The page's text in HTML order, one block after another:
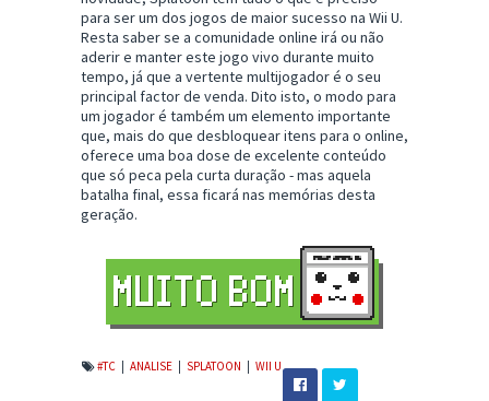
para ser um dos jogos de maior sucesso na Wii U.
Resta saber se a comunidade online irá ou não
aderir e manter este jogo vivo durante muito
tempo, já que a vertente multijogador é o seu
principal factor de venda. Dito isto, o modo para
um jogador é também um elemento importante
que, mais do que desbloquear itens para o online,
oferece uma boa dose de excelente conteúdo
que só peca pela curta duração - mas aquela
batalha final, essa ficará nas memórias desta
geração.
#TC ANALISE SPLATOON WII U